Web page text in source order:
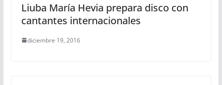
Liuba María Hevia prepara disco con
cantantes internacionales
diciembre 19, 2016